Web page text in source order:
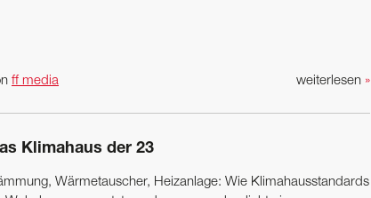
weiterlesen »
ff media
Klimahaus der 23
Wärmetauscher, Heizanlage: Wie Klimahausstandards